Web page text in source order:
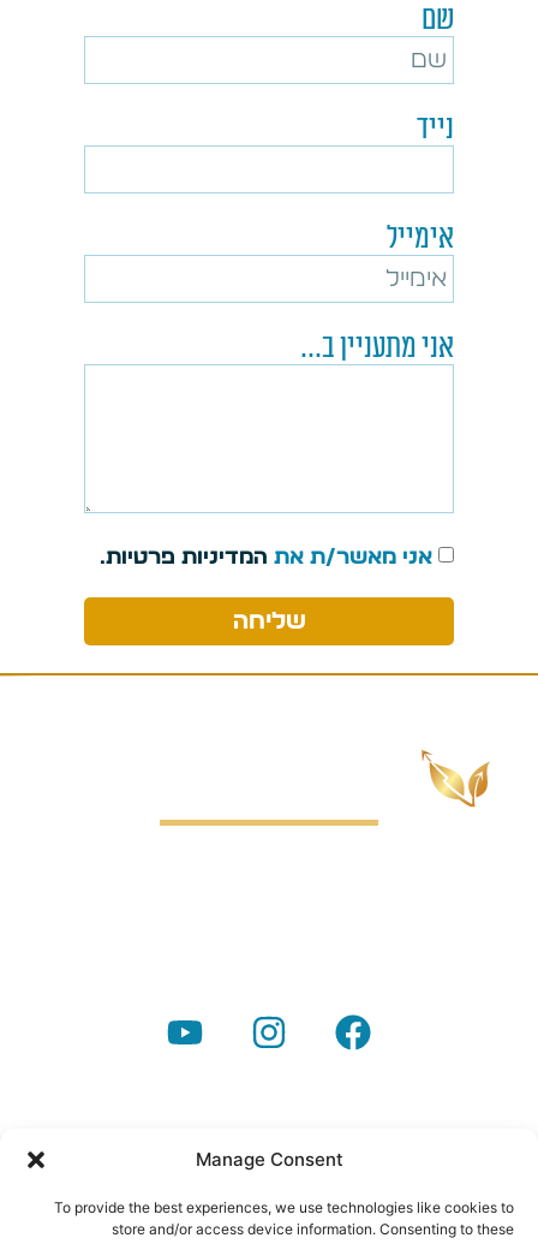
Manage Consent
To provide the best experiences, we use technologies like cookies to
store and/or access device information. Consenting to these
שם
נייד
אימייל
אני מתעניין ב...
אני מאשר/ת את המדיניות פרטיות.
שליחה